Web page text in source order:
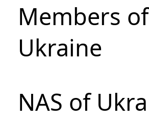
Members
Ukraine
NAS of